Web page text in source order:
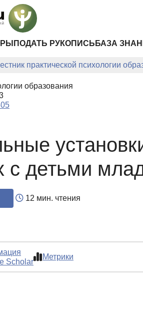
ПОДАТЬ РУКОПИСЬ БАЗА
практической психологии
образования
с детьми
12 мин. чтения
Scholar
Метрики